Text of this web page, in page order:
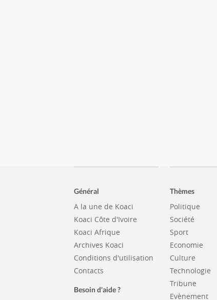
Général
A la une de Koaci
Koaci Côte d'Ivoire
Koaci Afrique
Archives Koaci
Conditions d'utilisation
Contacts
Besoin d'aide ?
Thèmes
Politique
Société
Sport
Economie
Culture
Technologie
Tribune
Evènement